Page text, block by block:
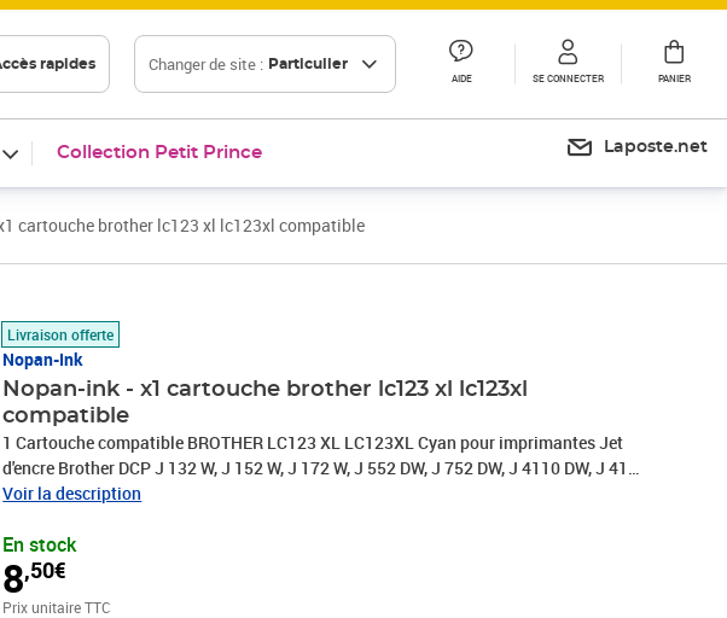
rapides Changer de site : Particulier
AIDE SE CONNECTER PANIER
Collection Petit Prince Laposte.net
cartouche brother lc123 xl lc123xl compatible
Livraison offerte
Nopan-Ink
Nopan-ink - x1 cartouche brother lc123 xl lc123xl
compatible
1 Cartouche compatible BROTHER LC123 XL LC123XL Cyan pour imprimantes Jet
d'encre Brother DCP J 132 W, J 152 W, J 172 W, J 552 DW, J 752 DW, J 4110 DW, J 4110
W / MFC-J 245, 470 DW, 650 DW, 4410 DW, 4510 DW, 6520 DW, 6720 DW, 6920 DW
Voir la description
En stock
8,50€
Prix 8,50€
Prix unitaire TTC